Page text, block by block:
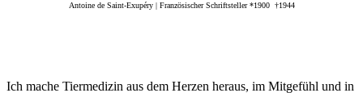
Antoine de Saint-Exupéry | Französischer Schriftsteller *1900 †1944
Ich mache Tiermedizin aus dem Herzen heraus, im Mitgefühl und in